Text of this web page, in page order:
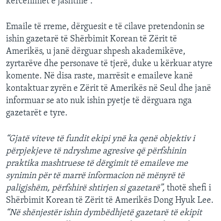
Emaile të rreme, dërguesit e të cilave pretendonin se
ishin gazetarë të Shërbimit Korean të Zërit të
Amerikës, u janë dërguar shpesh akademikëve,
zyrtarëve dhe personave të tjerë, duke u kërkuar atyre
komente. Në disa raste, marrësit e emaileve kanë
kontaktuar zyrën e Zërit të Amerikës në Seul dhe janë
informuar se ato nuk ishin pyetje të dërguara nga
gazetarët e tyre.
“Gjatë viteve të fundit ekipi ynë ka qenë objektiv i
përpjekjeve të ndryshme agresive që përfshinin
praktika mashtruese të dërgimit të emaileve me
synimin për të marrë informacion në mënyrë të
paligjshëm, përfshirë shtirjen si gazetarë”, thotë shefi i
Shërbimit Korean të Zërit të Amerikës Dong Hyuk Lee.
“Në shënjestër ishin dymbëdhjetë gazetarë të ekipit